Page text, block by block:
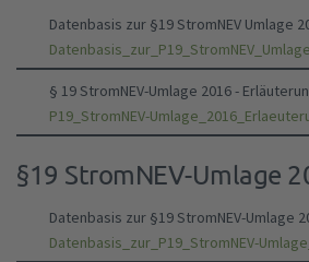
Datenbasis zur §19 StromNEV Umlage
§ 19 StromNEV-Umlage 2016 -
P19_StromNEV-
§19 StromNEV-Umlage
Datenbasis zur §19 StromNEV-Umlage
Datenbasis_zur_P19_StromNEV-